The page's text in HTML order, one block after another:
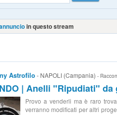
in questo stream
Astrofilo- NAPOLI (Campania) -
| Anelli "Ripudiati"
Provo a venderli ma è raro
verranno modificati per altri